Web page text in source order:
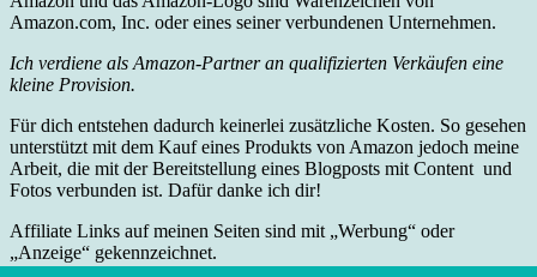
Amazon.com, Inc. oder eines seiner verbundenen Unternehmen.
Ich verdiene als Amazon-Partner an qualifizierten Verkäufen eine
kleine Provision.
Für dich entstehen dadurch keinerlei zusätzliche Kosten. So gesehen
unterstützt mit dem Kauf eines Produkts von Amazon jedoch meine
Arbeit, die mit der Bereitstellung eines Blogposts mit Content und
Fotos verbunden ist. Dafür danke ich dir!
Affiliate Links auf meinen Seiten sind mit „Werbung“ oder
„Anzeige“ gekennzeichnet.